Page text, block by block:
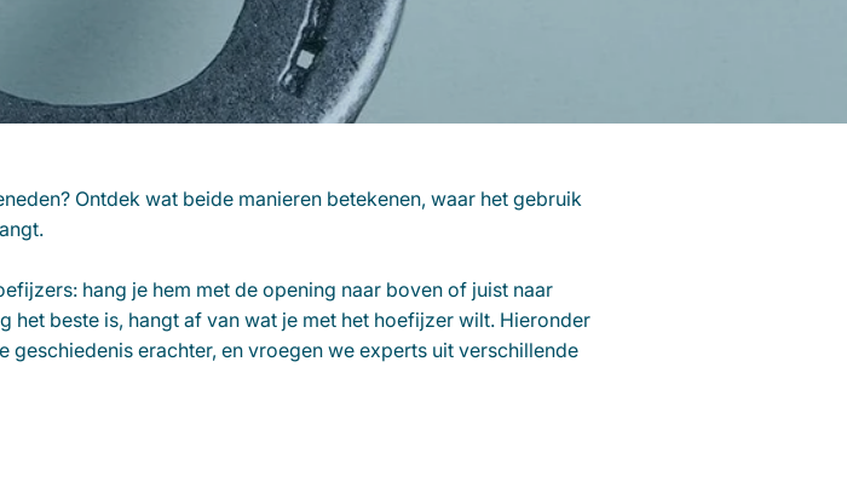
Ontdek wat beide manieren betekenen, waar het gebruik
hang je hem met de opening naar boven of juist naar
beste is, hangt af van wat je met het hoefijzer wilt. Hieronder
erachter, en vroegen we experts uit verschillende